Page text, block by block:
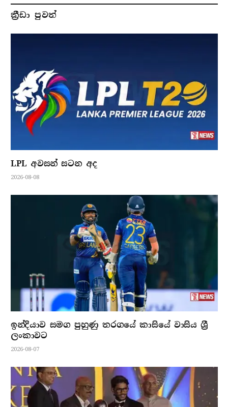
ක්‍රීඩා පුවත්
LPL අවසන් සටන අද
2026-08-08
ඉන්දියාව සමග පුහුණු තරගයේ කාසියේ වාසිය ශ්‍රී
ලංකාවට
2026-08-07